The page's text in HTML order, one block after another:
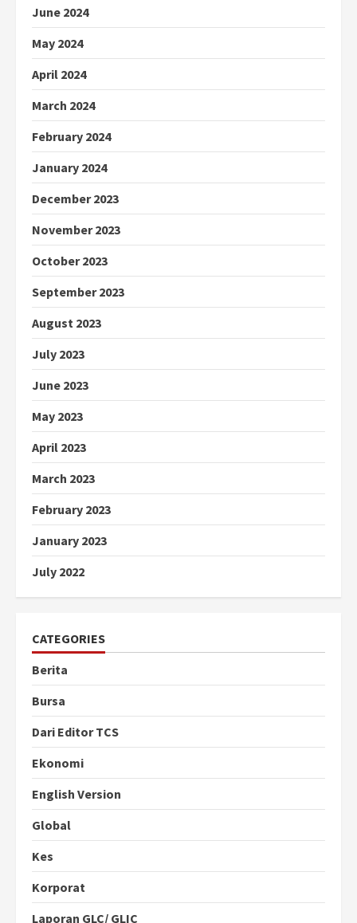
June 2024
May 2024
April 2024
March 2024
February 2024
January 2024
December 2023
November 2023
October 2023
September 2023
August 2023
July 2023
June 2023
May 2023
April 2023
March 2023
February 2023
January 2023
July 2022
CATEGORIES
Berita
Bursa
Dari Editor TCS
Ekonomi
English Version
Global
Kes
Korporat
Laporan GLC/ GLIC